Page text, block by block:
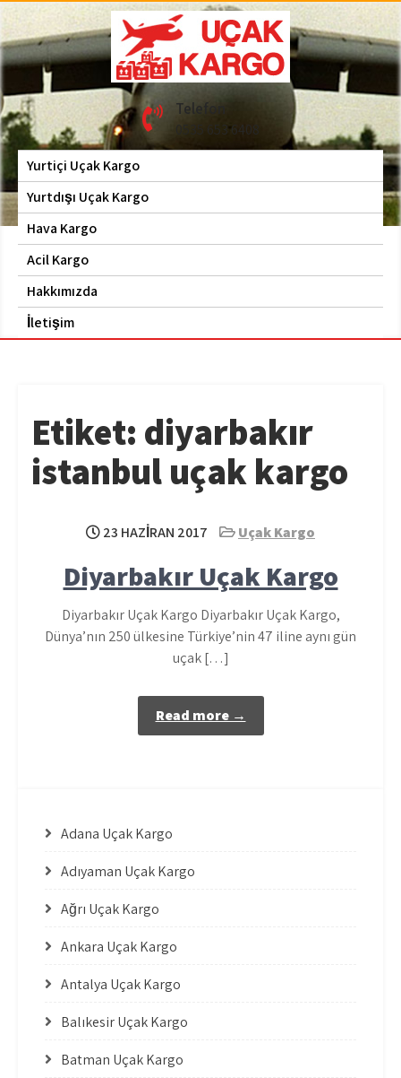
Skip
to
content
Hava Kargo | Acil Kargo
| 0535 653 6408
Uçak Kargo Telefon
0535 653 6408
Yurtiçi Uçak Kargo
Yurtdışı Uçak Kargo
Hava Kargo
Acil Kargo
Hakkımızda
İletişim
Etiket: diyarbakır
istanbul uçak kargo
23 HAZIRAN 2017 Uçak Kargo
Diyarbakır Uçak Kargo
Diyarbakır Uçak Kargo Diyarbakır Uçak Kargo,
Dünya’nın 250 ülkesine Türkiye’nin 47 iline aynı gün
uçak […]
Read more →
Adana Uçak Kargo
Adıyaman Uçak Kargo
Ağrı Uçak Kargo
Ankara Uçak Kargo
Antalya Uçak Kargo
Balıkesir Uçak Kargo
Batman Uçak Kargo